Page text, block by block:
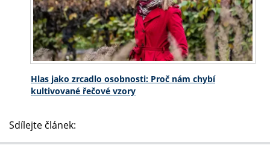
Hlas jako zrcadlo osobnosti: Proč nám chybí
kultivované řečové vzory
Sdílejte článek: